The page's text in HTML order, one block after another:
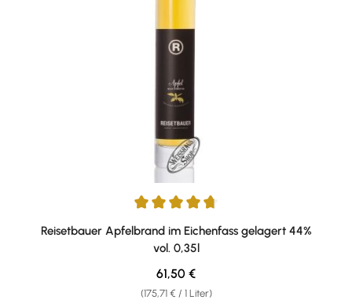
Durchschnittliche Bewertung von 4.86 von 5 Sternen
Reisetbauer Apfelbrand im Eichenfass gelagert 44%
vol. 0,35l
(175,71 € / 1 Liter)
Regulärer Preis:
61,50 €